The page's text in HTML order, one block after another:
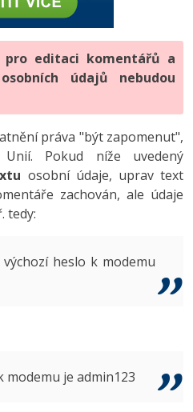
SEO
aplikací
-80%
-25%
editaci komentářů a
údajů nebudou
práva "být zapomenut",
Unií. Pokud níže uvedený
osobní údaje, uprav text
zachován, ale údaje
tedy:
heslo k modemu
modemu je admin123